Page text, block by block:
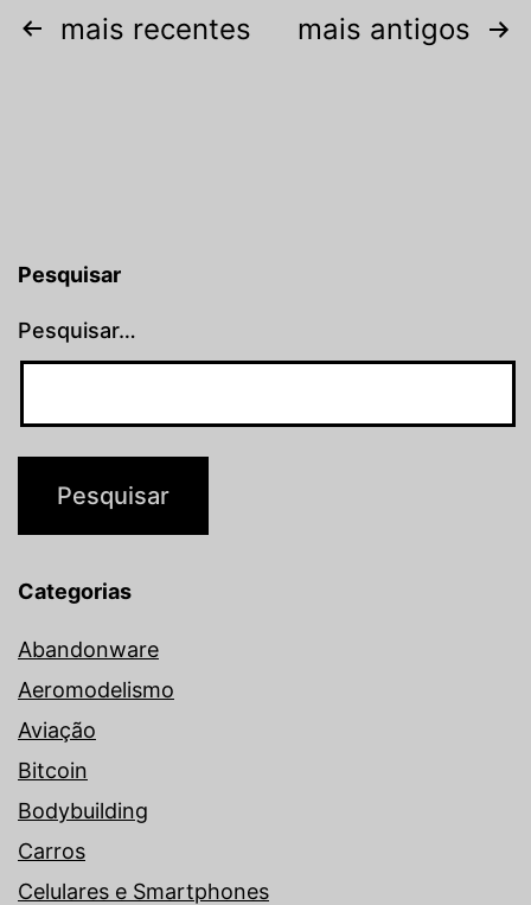
Paginação
mais recentes mais antigos
Pesquisar
Pesquisar…
Categorias
Abandonware
Aeromodelismo
Aviação
Bitcoin
Bodybuilding
Carros
Celulares e Smartphones